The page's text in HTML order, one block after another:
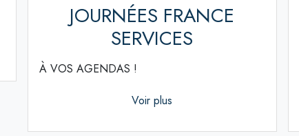
JOURNÉES FRANCE
SERVICES
À VOS AGENDAS !
Voir plus